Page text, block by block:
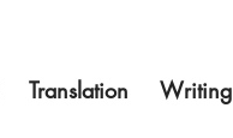
Translation Writing